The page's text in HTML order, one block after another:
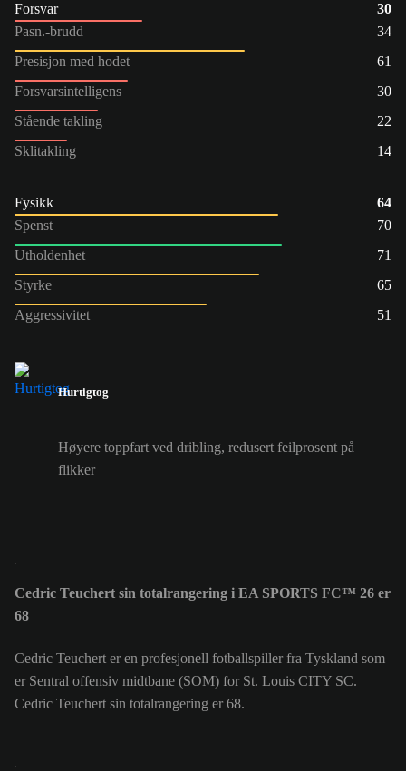
Forsvar
30
Pasn.-brudd
34
Presisjon med hodet
61
Forsvarsintelligens
30
Stående takling
22
Sklitakling
14
Fysikk
64
Spenst
70
Utholdenhet
71
Styrke
65
Aggressivitet
51
Hurtigtog
Høyere toppfart ved dribling, redusert feilprosent på
flikker
Cedric Teuchert sin totalrangering i EA SPORTS FC™ 26 er
68
Cedric Teuchert er en profesjonell fotballspiller fra Tyskland som
er Sentral offensiv midtbane (SOM) for St. Louis CITY SC.
Cedric Teuchert sin totalrangering er 68.